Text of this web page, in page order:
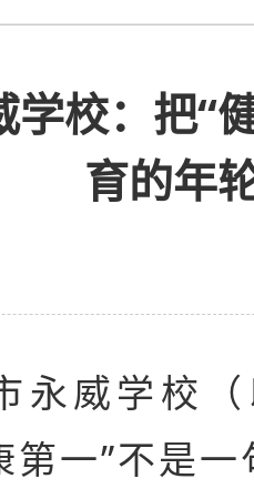
学校：把“
育的年
永威学校
第一”不是